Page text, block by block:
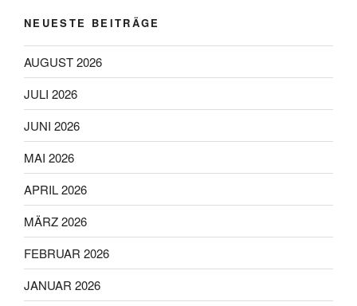
NEUESTE BEITRÄGE
AUGUST 2026
JULI 2026
JUNI 2026
MAI 2026
APRIL 2026
MÄRZ 2026
FEBRUAR 2026
JANUAR 2026